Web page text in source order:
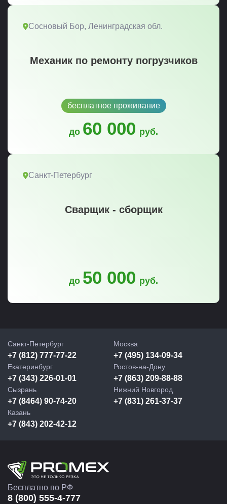
Сосновый Бор, Ленинградская обл.
Механик по ремонту погрузчиков
бесплатное проживание
до 60 000 руб.
Санкт-Петербург
Сварщик - сборщик
до 50 000 руб.
Санкт-Петербург
+7 (812) 777-77-22
Москва
+7 (495) 134-09-34
Екатеринбург
+7 (343) 226-01-01
Ростов-на-Дону
+7 (863) 209-88-88
Сызрань
+7 (8464) 90-74-20
Нижний Новгород
+7 (831) 261-37-37
Казань
+7 (843) 202-42-12
Бесплатно по РФ
8 (800) 555-4-777